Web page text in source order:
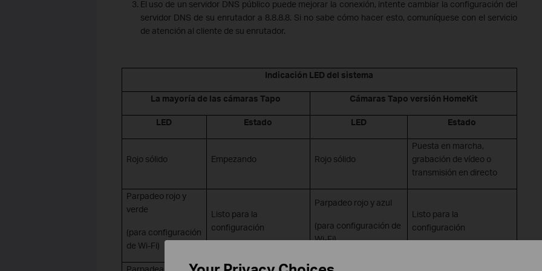
El uso de un servidor DNS público puede mejorar la conexión, intente cambiar la configuración del
servidor DNS de su enrutador a 8.8.8.8. Si no sabe cómo hacer esto, comuníquese con el servicio
de atención al cliente de su enrutador.
Indicación LED del sistema
La mayoría de las cámaras Tapo Cámaras Tapo versión HomeKit
LED Estado LED Estado
Rojo sólido Empezando Rojo sólido
Puesta en marcha,
grabación de vídeo o
transmisión en directo
Parpadeo rojoy
verde
(para configuración
de Wi-Fi)
Listo para la
configuración
Parpadeo rojoy azul
(para configuración de
Wi-Fi)
Listo para la
configuración
Parpadeando
en
Parpadeando